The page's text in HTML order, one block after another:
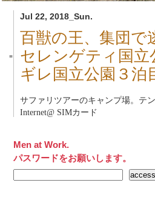
Jul 22, 2018_Sun.
■
百獣の王、集団で
セレンゲティ国
ギレ国立公園３泊
サファリツアーのキャンプ場。テ
Internet@ SIMカード
Men at Work.
パスワードをお願いします。